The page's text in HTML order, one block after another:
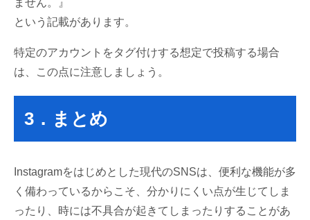
という記載があります。
特定のアカウントをタグ付けする想定で投稿する場合
は、この点に注意しましょう。
3．まとめ
Instagramをはじめとした現代のSNSは、便利な機能が多
く備わっているからこそ、分かりにくい点が生じてしま
ったり、時には不具合が起きてしまったりすることがあ